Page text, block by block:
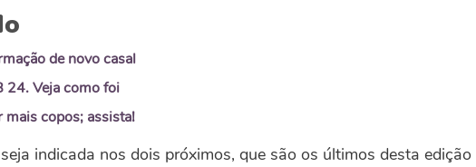
de novo casal
24. Veja como foi
copos; assista!
indicada nos dois próximos, que são os últimos desta edição